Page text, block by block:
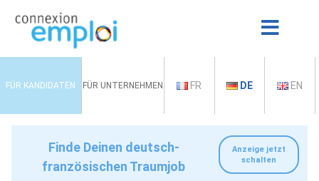
FÜR KANDIDATEN FÜR UNTERNEHMEN FR DE EN
Anzeige jetzt
schalten
Finde Deinen deutsch-
französischen Traumjob